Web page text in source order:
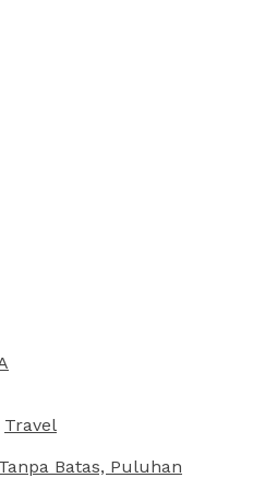
Travel
Batas, Puluhan